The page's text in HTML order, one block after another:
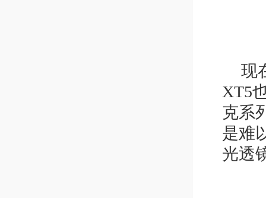
现
XT5
克系
是难
光透